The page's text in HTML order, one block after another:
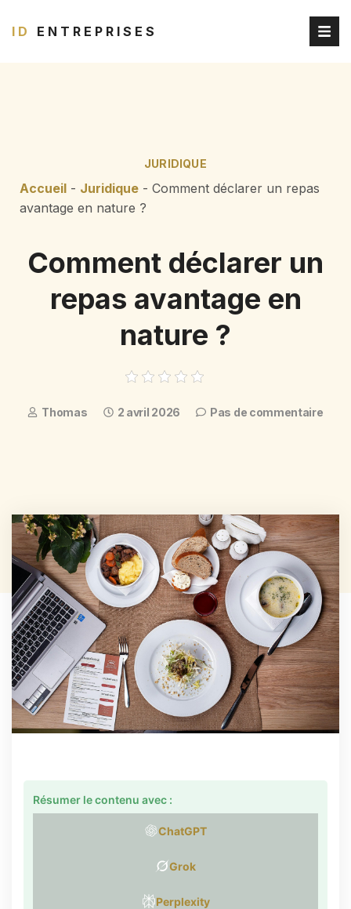
ID ENTREPRISES
JURIDIQUE
Accueil - Juridique - Comment déclarer un repas
avantage en nature ?
Comment déclarer un
repas avantage en
nature ?
Thomas 2 avril 2026 Pas de commentaire
Résumer le contenu avec :
ChatGPT
Grok
Perplexity